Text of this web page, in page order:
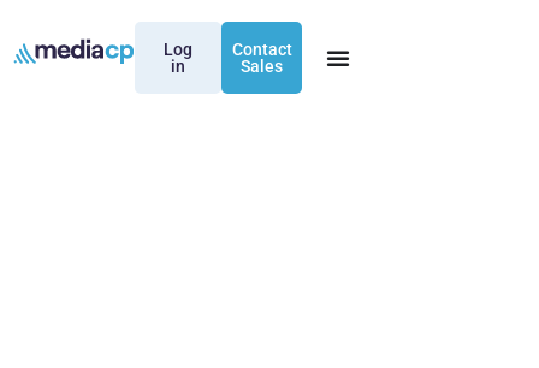
Log
in
Contact
Sales